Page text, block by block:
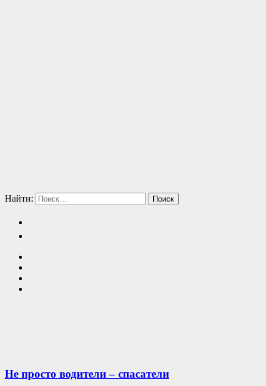
Найти:
Не просто водители – спасатели